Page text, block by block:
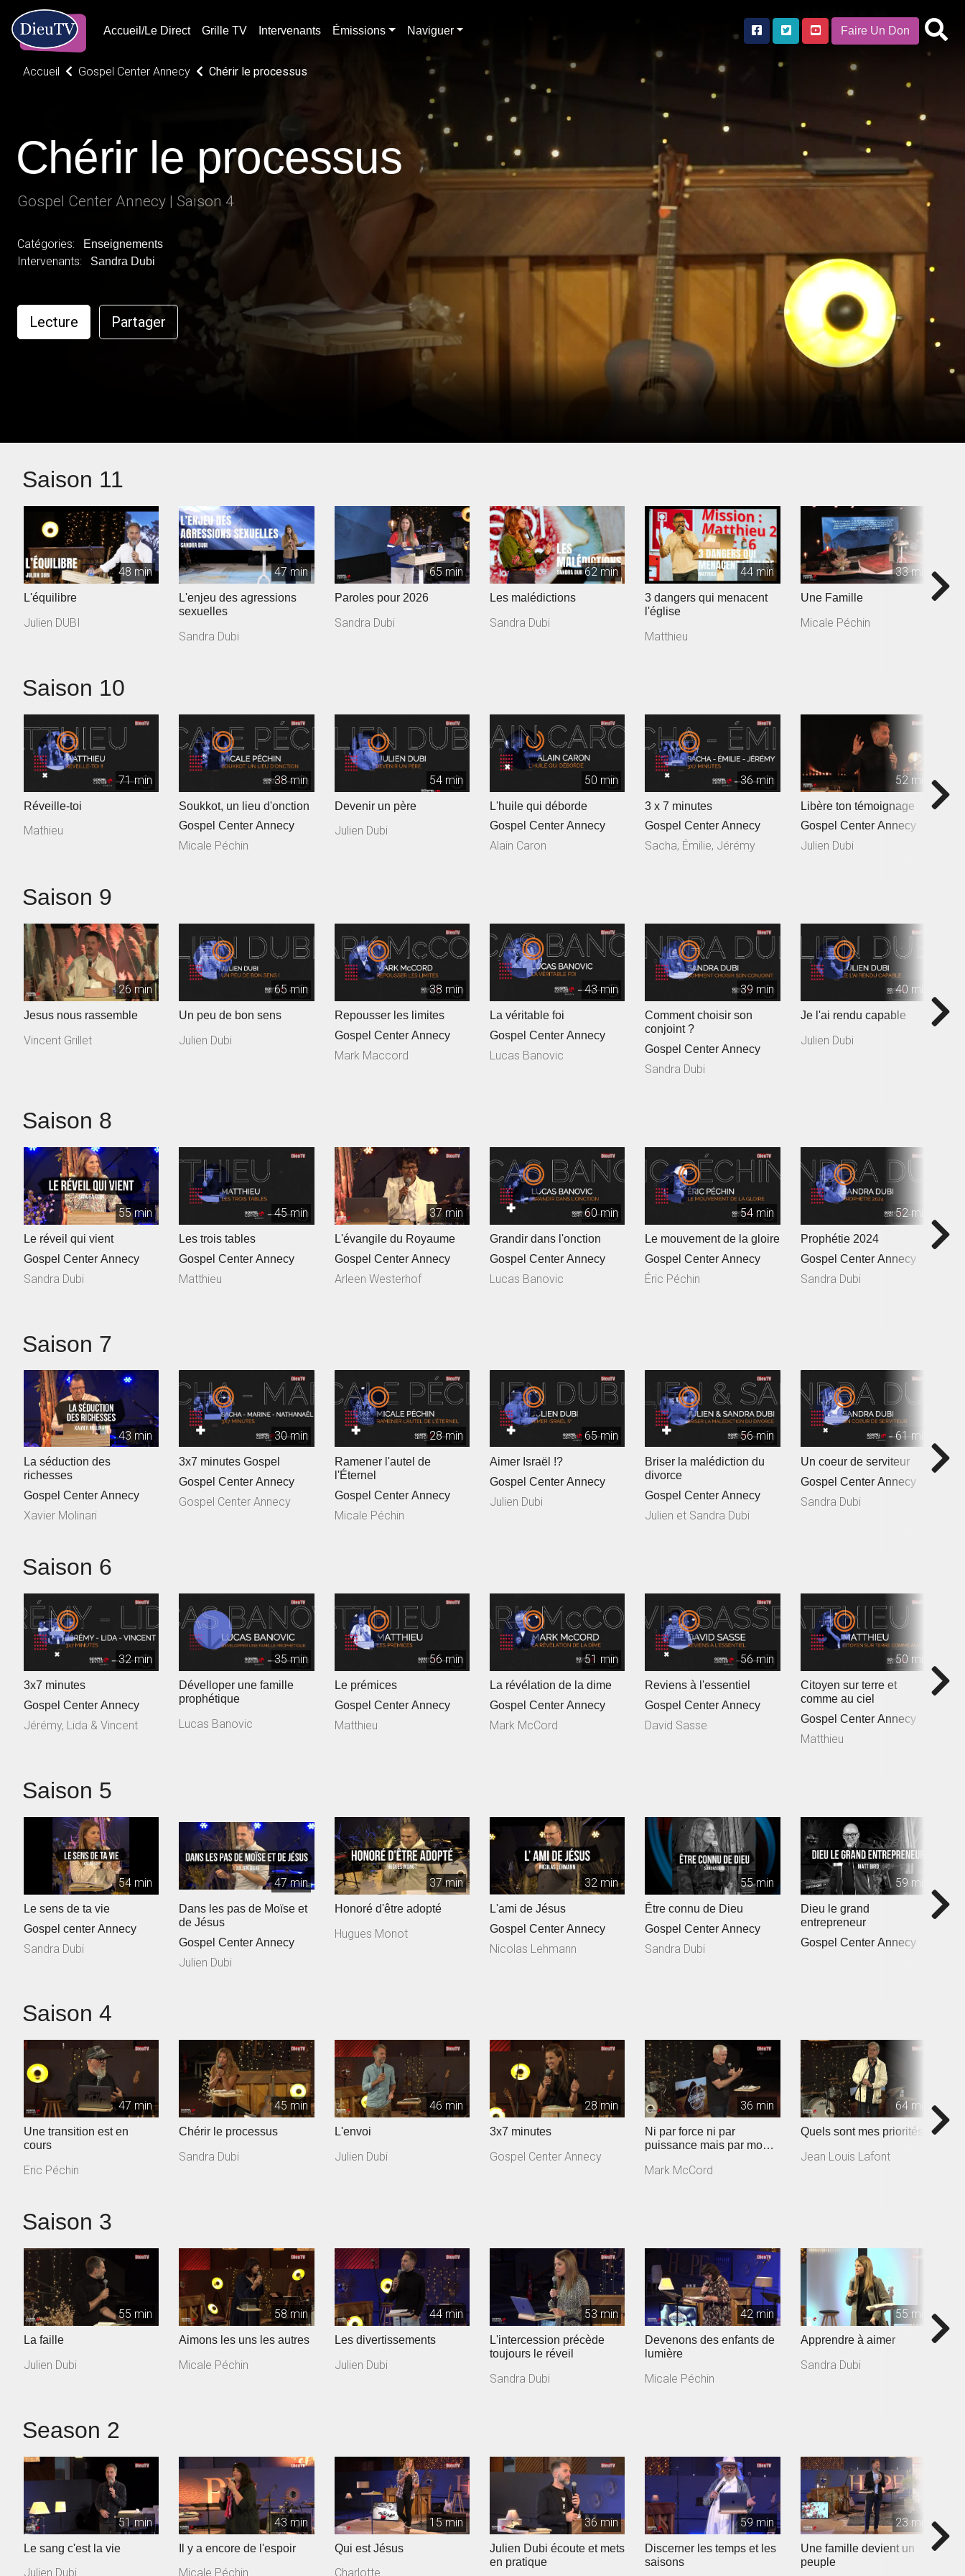
Accueil/Le Direct Grille TV Intervenants Émissions Naviguer Faire Un Don
Accueil Gospel Center Annecy Chérir le processus
Chérir le processus
Gospel Center Annecy | Saison 4
Catégories: Enseignements
Intervenants: Sandra Dubi
Lecture Partager
Saison 11
48 min
L'équilibre
Julien DUBI
47 min
L'enjeu des agressions
sexuelles
Sandra Dubi
65 min
Paroles pour 2026
Sandra Dubi
62 min
Les malédictions
Sandra Dubi
44 min
3 dangers qui menacent
l'église
Matthieu
33 min
Une Famille
Micale Péchin
Saison 10
71 min
Réveille-toi
Mathieu
38 min
Soukkot, un lieu d'onction
Gospel Center Annecy
Micale Péchin
54 min
Devenir un père
Julien Dubi
50 min
L'huile qui déborde
Gospel Center Annecy
Alain Caron
36 min
3 x 7 minutes
Gospel Center Annecy
Sacha, Émilie, Jérémy
52 min
Libère ton témoignage
Gospel Center Annecy
Julien Dubi
Saison 9
26 min
Jesus nous rassemble
Vincent Grillet
65 min
Un peu de bon sens
Julien Dubi
38 min
Repousser les limites
Gospel Center Annecy
Mark Maccord
43 min
La véritable foi
Gospel Center Annecy
Lucas Banovic
39 min
Comment choisir son
conjoint ?
Gospel Center Annecy
Sandra Dubi
40 min
Je l'ai rendu capable
Julien Dubi
Saison 8
55 min
Le réveil qui vient
Gospel Center Annecy
Sandra Dubi
45 min
Les trois tables
Gospel Center Annecy
Matthieu
37 min
L'évangile du Royaume
Gospel Center Annecy
Arleen Westerhof
60 min
Grandir dans l'onction
Gospel Center Annecy
Lucas Banovic
54 min
Le mouvement de la gloire
Gospel Center Annecy
Éric Péchin
52 min
Prophétie 2024
Gospel Center Annecy
Sandra Dubi
Saison 7
43 min
La séduction des
richesses
Gospel Center Annecy
Xavier Molinari
30 min
3x7 minutes Gospel
Gospel Center Annecy
Gospel Center Annecy
28 min
Ramener l'autel de
l'Éternel
Gospel Center Annecy
Micale Péchin
65 min
Aimer Israël !?
Gospel Center Annecy
Julien Dubi
56 min
Briser la malédiction du
divorce
Gospel Center Annecy
Julien et Sandra Dubi
61 min
Un coeur de serviteur
Gospel Center Annecy
Sandra Dubi
Saison 6
32 min
3x7 minutes
Gospel Center Annecy
Jérémy, Lida & Vincent
35 min
Dévelloper une famille
prophétique
Lucas Banovic
56 min
Le prémices
Gospel Center Annecy
Matthieu
51 min
La révélation de la dime
Gospel Center Annecy
Mark McCord
56 min
Reviens à l'essentiel
Gospel Center Annecy
David Sasse
50 min
Citoyen sur terre et
comme au ciel
Gospel Center Annecy
Matthieu
Saison 5
54 min
Le sens de ta vie
Gospel center Annecy
Sandra Dubi
47 min
Dans les pas de Moïse et
de Jésus
Gospel Center Annecy
Julien Dubi
37 min
Honoré d'être adopté
Hugues Monot
32 min
L'ami de Jésus
Gospel Center Annecy
Nicolas Lehmann
55 min
Être connu de Dieu
Gospel Center Annecy
Sandra Dubi
59 min
Dieu le grand
entrepreneur
Gospel Center Annecy
Saison 4
47 min
Une transition est en
cours
Eric Péchin
45 min
Chérir le processus
Sandra Dubi
46 min
L'envoi
Julien Dubi
28 min
3x7 minutes
Gospel Center Annecy
36 min
Ni par force ni par
puissance mais par mon
Mark McCord
64 min
Quels sont mes priorités ?
Jean Louis Lafont
Saison 3
55 min
La faille
Julien Dubi
58 min
Aimons les uns les autres
Micale Péchin
44 min
Les divertissements
Julien Dubi
53 min
L'intercession précède
toujours le réveil
Sandra Dubi
42 min
Devenons des enfants de
lumière
Micale Péchin
55 min
Apprendre à aimer
Sandra Dubi
Season 2
51 min
Le sang c'est la vie
Julien Dubi
43 min
Il y a encore de l'espoir
Micale Péchin
15 min
Qui est Jésus
Charlotte
36 min
Julien Dubi écoute et mets
en pratique
59 min
Discerner les temps et les
saisons
23 min
Une famille devient un
peuple